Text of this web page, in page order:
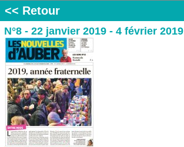
<< Retour
N°8 - 22 janvier 2019 - 4 février 2019